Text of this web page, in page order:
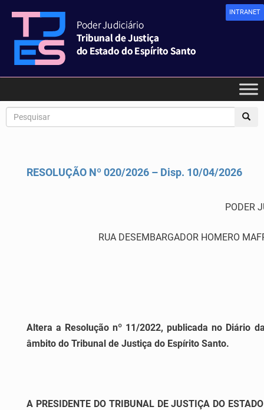
INTRANET
RESOLUÇÃO Nº 020/2026 – Disp. 10/04/2026
PODER
RUA DESEMBARGADOR HOMERO
Altera a Resolução nº 11/2022, publicada no Diário
âmbito do Tribunal de Justiça do Espírito Santo.
A PRESIDENTE DO TRIBUNAL DE JUSTIÇA DO